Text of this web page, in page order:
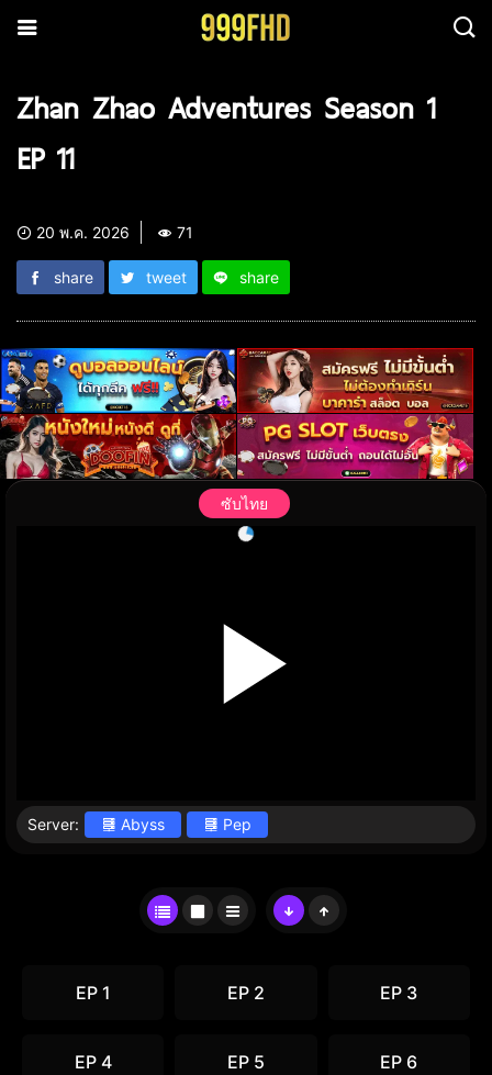
Zhan Zhao Adventures Season 1
EP 11
20 พ.ค. 2026 71
share tweet share
ซับไทย
Server: Abyss Pep
EP 1 EP 2 EP 3
EP 4 EP 5 EP 6